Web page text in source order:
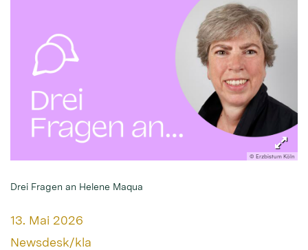
© Erzbistum Köln
Drei Fragen an Helene Maqua
Datum:
13. Mai 2026
Von:
Newsdesk/kla